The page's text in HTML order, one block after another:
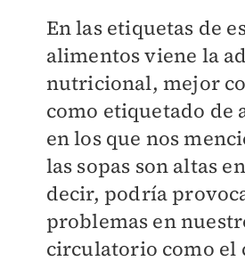
En las etiquetas de
alimentos viene la
nutricional, mejor
como etiquetado de
en los que nos
las sopas son altas
decir, podría
problemas en
circulatorio como el